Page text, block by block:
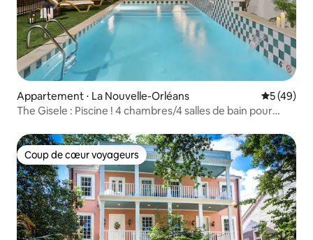
Appartement ⋅ La Nouvelle-Orléans
5 (49)
The Gisele : Piscine ! 4 chambres/4 salles de bain pour
Coup de cœur voyageurs
Coup de cœur voyageurs